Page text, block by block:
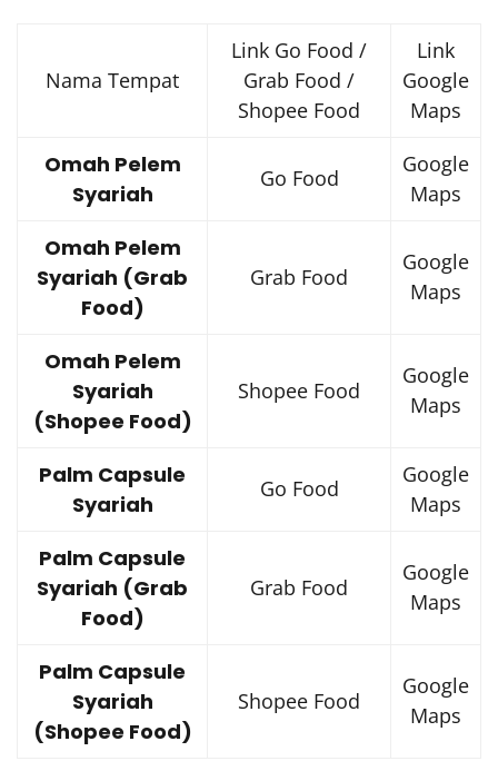
Nama Tempat
Link Go Food /
Grab Food /
Shopee Food
Link
Google
Maps
Omah Pelem
Syariah
Go Food
Google
Maps
Omah Pelem
Syariah (Grab
Food)
Grab Food
Google
Maps
Omah Pelem
Syariah
(Shopee Food)
Shopee Food
Google
Maps
Palm Capsule
Syariah
Go Food
Google
Maps
Palm Capsule
Syariah (Grab
Food)
Grab Food
Google
Maps
Palm Capsule
Syariah
(Shopee Food)
Shopee Food
Google
Maps